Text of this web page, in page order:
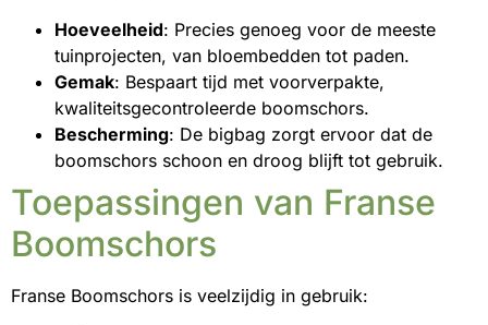
Hoeveelheid: Precies genoeg voor de meeste
tuinprojecten, van bloembedden tot paden.
Gemak: Bespaart tijd met voorverpakte,
kwaliteitsgecontroleerde boomschors.
Bescherming: De bigbag zorgt ervoor dat de
boomschors schoon en droog blijft tot gebruik.
Toepassingen van Franse
Boomschors
Franse Boomschors is veelzijdig in gebruik: